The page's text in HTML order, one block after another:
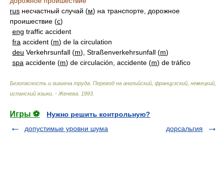
rus несчастный случай (м) на транспорте, дорожное
проишествие (с)
eng traffic accident
fra accident (m) de la circulation
deu Verkehrsunfall (m), Straßenverkehrsunfall (m)
spa accidente (m) de circulación, accidente (m) de tráfico
Безопасность и гигиена труда. Перевод на английский, французский, немецкий,
испанский языки. - Женева 1993
Игры ⚽
Нужно решить контрольную?
допустимые уровни шума
дорсальгия